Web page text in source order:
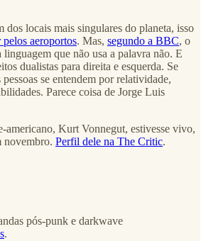
dos locais mais singulares do planeta, isso
pelos aeroportos. Mas, segundo a BBC, o
linguagem que não usa a palavra não. E
dualistas para direita e esquerda. Se
se entendem por relatividade,
Parece coisa de Jorge Luis
americano, Kurt Vonnegut, estivesse vivo,
novembro. Perfil dele na The Critic.
pós-punk e darkwave
.